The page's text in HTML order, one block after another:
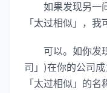
如果发现另一间
「太过相似」，
可以。如你发现
司」)在你的公司
「太过相似」的